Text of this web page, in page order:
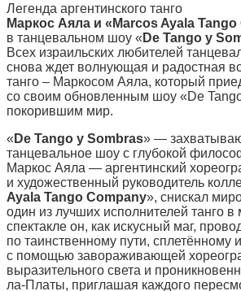
Легенда аргентинского танго
Маркос Аяла и «Marcos Ayala
в танцевальном шоу « De Tango y
Всех израильских любителей
снова ждет волнующая и радостная
танго – Маркосом Аяла, который
со своим обновленным шоу «De
покорившим мир.
« De Tango y Sombras» —
танцевальное шоу с глубокой
Маркос Аяла — аргентинский
и художественный руководитель
Ayala Tango Company», снискал
один из лучших исполнителей танго в
спектакле он, как искусный маг,
по таинственному пути, сплетённому
с помощью завораживающей
выразительного света и
ла-Платы, приглашая каждого